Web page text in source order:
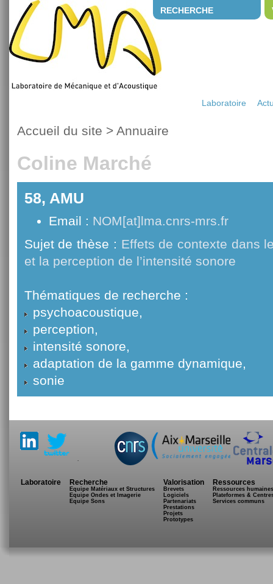
RECHERCHE
Laboratoire
Accueil du site > Annuaire
Coline Marché
58, AMU
Email : NOM[at]lma.cnrs-mrs.fr
Sujet de thèse : Effets de contexte dans
et la perception de l’intensité sonore
Thématiques de recherche :
psychoacoustique,
perception,
intensité sonore,
adaptation de la gamme dynamique,
sonie
.
Laboratoire Recherche
Equipe Matériaux et Structures
Equipe Ondes et Imagerie
Equipe Sons
Valorisation
Brevets
Logiciels
Partenariats
Prestations
Projets
Prototypes
Ressources
Ressources humaines
Plateformes &
Services communs